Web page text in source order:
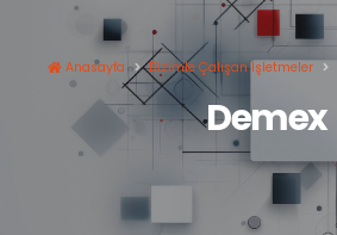
Demex
Anasayfa Bizimle Çalışan İşletmeler